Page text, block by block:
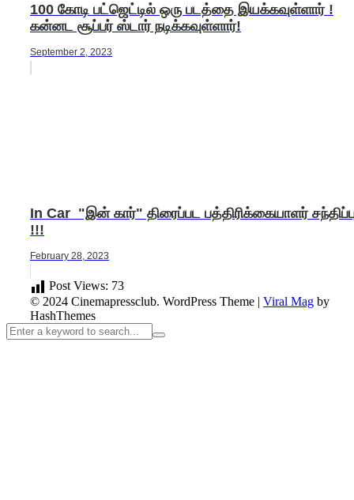
100 கோடி பட்ஜெட்டில் ஒரு படத்தை இயக்கவுள்ளார் !
கன்னட சூப்பர் ஸ்டார் நடிக்கவுள்ளார்!
September 2, 2023
In Car "இன் கார்" திரைப்பட பத்திரிக்கையாளர்
!!!
February 28, 2023
Post Views: 73
© 2024 Cinemapressclub. WordPress Theme | Viral Mag by
HashThemes